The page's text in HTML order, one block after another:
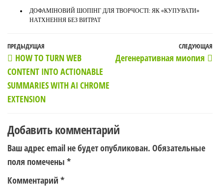
ДОФАМІНОВИЙ ШОПІНГ ДЛЯ ТВОРЧОСТІ: ЯК «КУПУВАТИ»
НАТХНЕННЯ БЕЗ ВИТРАТ
Навигация
по
записям
Предыдущая
запись
ПРЕДЫДУЩАЯ
HOW TO TURN WEB
CONTENT INTO ACTIONABLE
SUMMARIES WITH AI CHROME
EXTENSION
СЛЕДУЮЩАЯ
Дегенеративная миопия
Добавить комментарий
Ваш адрес email не будет опубликован. Обязательные
поля помечены *
Комментарий *